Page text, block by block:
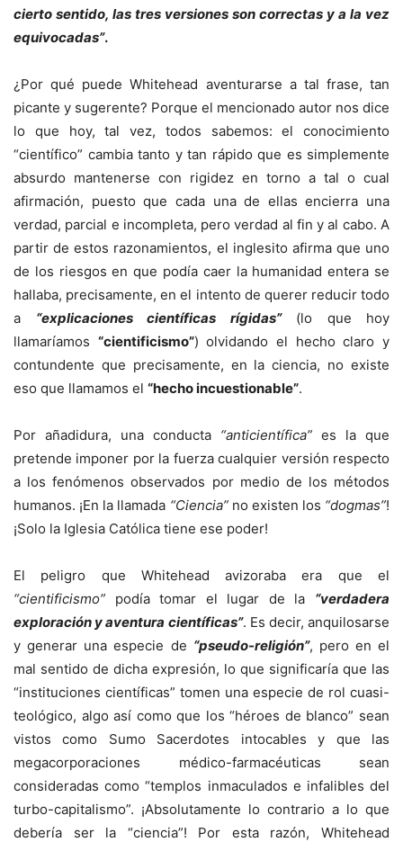
cierto sentido, las tres versiones son correctas y a la vez
equivocadas”.
¿Por qué puede Whitehead aventurarse a tal frase, tan
picante y sugerente? Porque el mencionado autor nos dice
lo que hoy, tal vez, todos sabemos: el conocimiento
“científico” cambia tanto y tan rápido que es simplemente
absurdo mantenerse con rigidez en torno a tal o cual
afirmación, puesto que cada una de ellas encierra una
verdad, parcial e incompleta, pero verdad al fin y al cabo. A
partir de estos razonamientos, el inglesito afirma que uno
de los riesgos en que podía caer la humanidad entera se
hallaba, precisamente, en el intento de querer reducir todo
a “explicaciones científicas rígidas”(lo que hoy
llamaríamos “cientificismo”) olvidando el hecho claro y
contundente que precisamente, en la ciencia, no existe
eso que llamamos el “hecho incuestionable”.
Por añadidura, una conducta “anticientífica” es la que
pretende imponer por la fuerza cualquier versión respecto
a los fenómenos observados por medio de los métodos
humanos. ¡En la llamada “Ciencia”no existen los “dogmas”!
¡Solo la Iglesia Católica tiene ese poder!
El peligro que Whitehead avizoraba era que el
“cientificismo” podía tomar el lugar de la “verdadera
exploración y aventura científicas”. Es decir, anquilosarse
y generar una especie de “pseudo-religión”, pero en el
mal sentido de dicha expresión, lo que significaría que las
“instituciones científicas” tomen una especie de rol cuasi-
teológico, algo así como que los “héroes de blanco” sean
vistos como Sumo Sacerdotes intocables y que las
megacorporaciones médico-farmacéuticas sean
consideradas como “templos inmaculados e infalibles del
turbo-capitalismo”. ¡Absolutamente lo contrario a lo que
debería ser la “ciencia”! Por esta razón, Whitehead